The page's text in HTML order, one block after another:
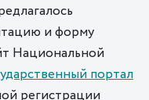
и форму
Национальной
портал
регистрации